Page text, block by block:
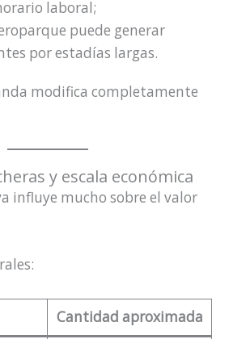
laboral;
puede generar
por estadías largas.
modifica completamente
y escala económica
influye mucho sobre el valor
Cantidad aproximada